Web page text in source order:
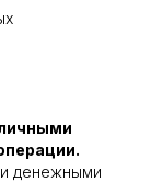
денежными